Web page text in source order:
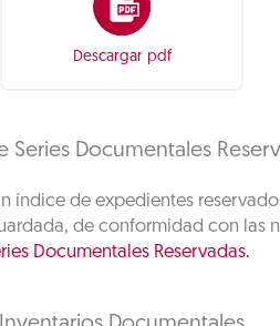
Descargar pdf
Series Documentales
índice de expedientes
de conformidad con las
Documentales Reservadas.